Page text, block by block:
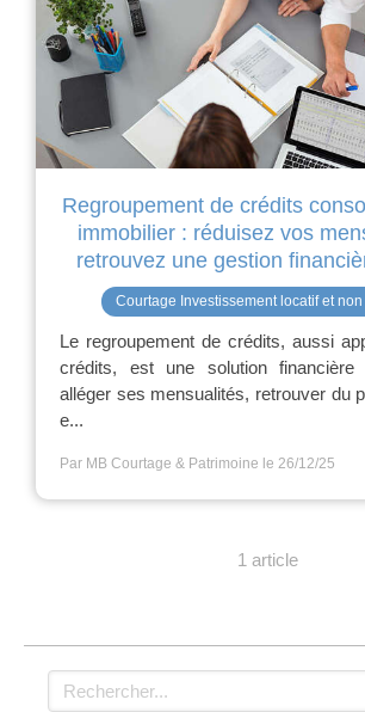
Regroupement de crédits
immobilier : réduisez vos
retrouvez une gestion
Courtage Investissement locatif et
Le regroupement de crédits, aussi
crédits, est une solution financière
alléger ses mensualités, retrouver du
e...
Par MB Courtage & Patrimoine le 26/12/25
1 article
Rechercher